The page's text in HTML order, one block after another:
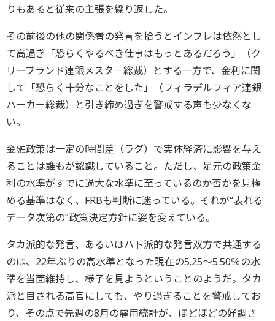
りもあると従来の主張を繰り返した。
その前後の他の関係者の発言を拾うとインフレは依然とし
て高過ぎ「恐らくやるべき仕事はもっとあるだろう」（ク
リーブランド連銀メスタ－総裁）とする一方で、金利に関
して「恐らく十分なことをした」（フィラデルフィア連銀
ハーカー総裁）と引き締め過ぎを警戒する声も少なくな
い。
金融政策は一定の時間差（ラグ）で実体経済に影響を与え
ることは誰もが認識していること。ただし、足元の政策金
利の水準がすでに過大な水準に至っているのか否かを見極
める基準はなく、FRBも判断に迷っている。それが“表れる
データ次第の”政策決定方針に姿を変えている。
タカ派的な発言、あるいはハト派的な発言双方で共通する
のは、22年ぶりの高水準となった現在の5.25～5.50％の水
準を当面維持し、様子を見ようということのようだ。タカ
派と目される高官にしても、やり過ぎることを警戒してお
り、その点で先週の8月の雇用統計が、ほどほどの好調さ